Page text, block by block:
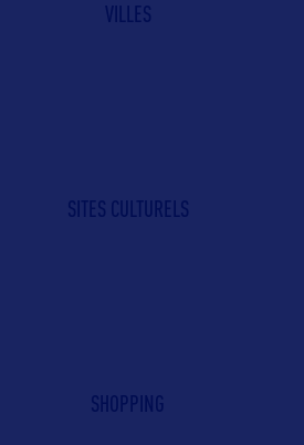
VILLES
SITES CULTURELS
SHOPPING